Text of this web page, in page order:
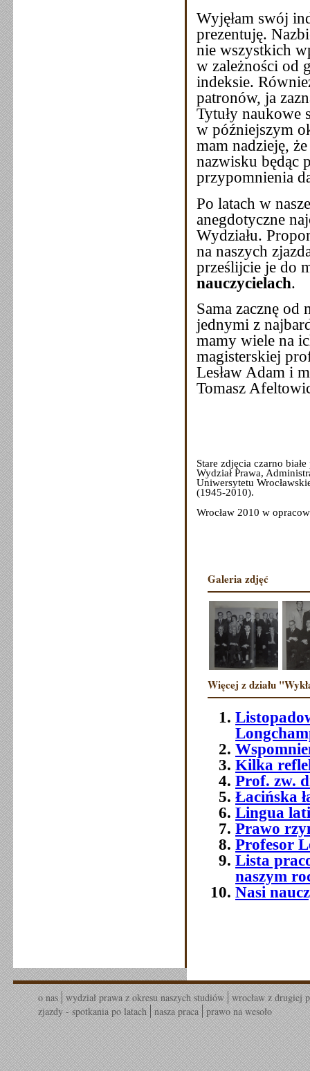
Wyjęłam swój
prezentuję.
nie wszystkich
w zależności od
indeksie.
patronów, ja
Tytuły naukowe
w późniejszym
mam nadzieję,
nazwisku będąc
przypomnienia
Po latach w
anegdotyczne
Wydziału.
na naszych
prześlijcie je do
nauczycielach.
Sama zacznę
jednymi z
mamy wiele na
magisterskiej
Lesław Adam i
Tomasz
Stare zdjęcia czarno
Wydział Prawa,
Uniwersytetu
(1945-2010).
Wrocław 2010 w
Galeria zdjęć
Więcej z działu
Kilka
Prof. zw.
Łacińska
Lingua
Prawo
Profesor
Lista
naszym
Nasi
o nas wydział prawa z okresu naszych studiów wrocław z drugiej
zjazdy - spotkania po latach nasza praca prawo na wesoło